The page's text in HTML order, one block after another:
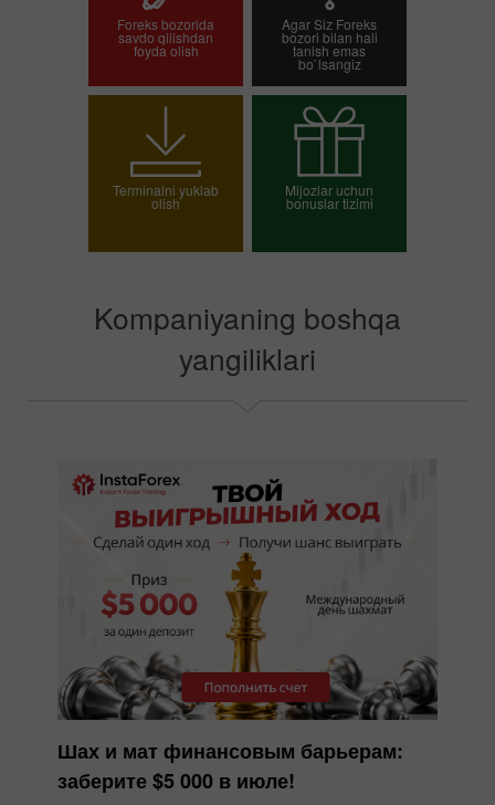
Foreks bozorida
savdo qilishdan
foyda olish
ochish
Agar Siz Foreks
bozori bilan hali
tanish emas
bo`lsangiz
Demo-hisob-varag'ini
ochish
Terminalni yuklab
olish
Mijozlar uchun
bonuslar tizimi
Kompaniyaning boshqa
yangiliklari
Шах и мат финансовым барьерам:
заберите $5 000 в июле!